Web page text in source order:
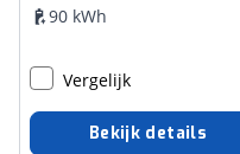
90 kWh
Vergelijk
Bekijk details